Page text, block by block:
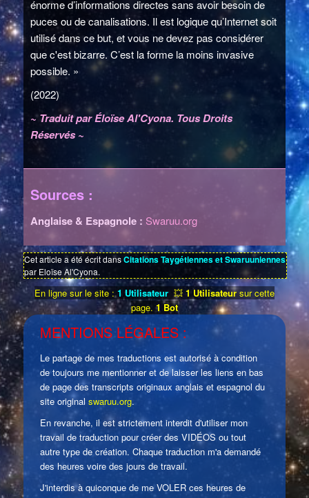
énorme d’informations directes sans avoir besoin de
puces ou de canalisations. Il est logique qu’Internet soit
utilisé dans ce but, et vous ne devez pas considérer
que c'est bizarre. C’est la forme la moins invasive
possible. »
(2022)
~ Traduit par Éloïse Al'Cyona. Tous Droits
Réservés ~
Sources :
Anglaise & Espagnole : Swaruu.org
Cet article a été écrit dansCitations Taygétiennes et Swaruuniennes
par Eloïse Al'Cyona.
En ligne sur le site :1 Utilisateur 💥 1 Utilisateursur cette
page.1 Bot
MENTIONS LÉGALES :
Le partage de mes traductions est autorisé à condition
de toujours me mentionner et de laisser les liens en bas
de page des transcripts originaux anglais et espagnol du
site originalswaruu.org.
En revanche, il est strictement interdit d'utiliser mon
travail de traduction pour créer des VIDÉOS ou tout
autre type de création. Chaque traduction m'a demandé
des heures voire des jours de travail.
J'interdis à quiconque de me VOLER ces heures de